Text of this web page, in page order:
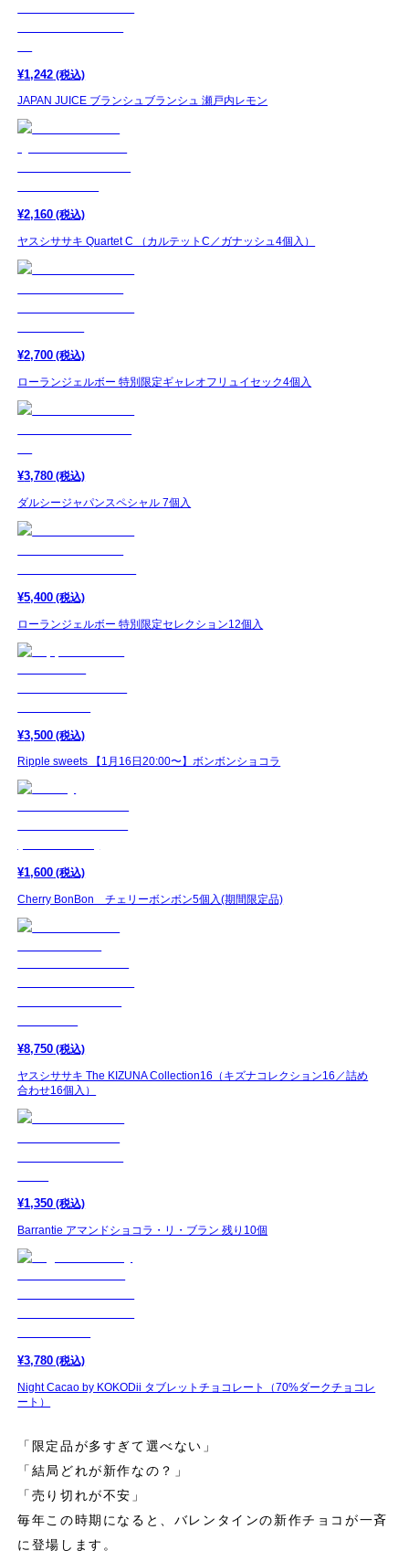
¥1,242 (税込)
JAPAN JUICE ブランシュブランシュ 瀬戸内レモン
¥2,160 (税込)
ヤスシササキ Quartet C （カルテットC／ガナッシュ4個入）
¥2,700 (税込)
ローランジェルボー 特別限定ギャレオフリュイセック4個入
¥3,780 (税込)
ダルシージャパンスペシャル 7個入
¥5,400 (税込)
ローランジェルボー 特別限定セレクション12個入
¥3,500 (税込)
Ripple sweets 【1月16日20:00〜】ボンボンショコラ
¥1,600 (税込)
Cherry BonBon チェリーボンボン5個入(期間限定品)
¥8,750 (税込)
ヤスシササキ The KIZUNA Collection16（キズナコレクション16／詰め
合わせ16個入）
¥1,350 (税込)
Barrantie アマンドショコラ・リ・ブラン 残り10個
¥3,780 (税込)
Night Cacao by KOKODii タブレットチョコレート（70%ダークチョコレ
ート）
「限定品が多すぎて選べない」
「結局どれが新作なの？」
「売り切れが不安」
毎年この時期になると、バレンタインの新作チョコが一斉
に登場します。